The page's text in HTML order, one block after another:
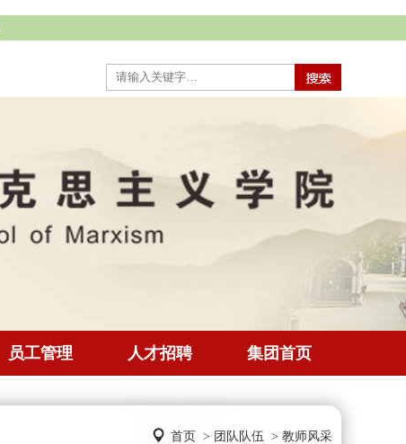
员工管理 人才招聘 集团首页
首页 > 团队队伍 > 教师风采